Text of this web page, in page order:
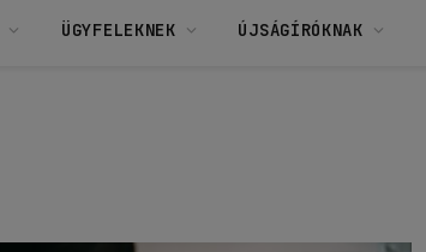
ÜGYFELEKNEK ÚJSÁGÍRÓKNAK